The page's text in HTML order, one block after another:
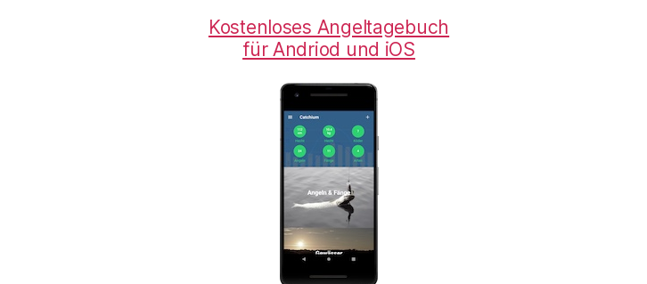
Kostenloses Angeltagebuch
für Andriod und iOS